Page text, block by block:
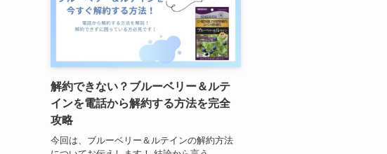
解約できない？ブルーベリー＆ルテ
インを電話から解約する方法を完全
攻略
今回は、ブルーベリー＆ルテインの解約方法